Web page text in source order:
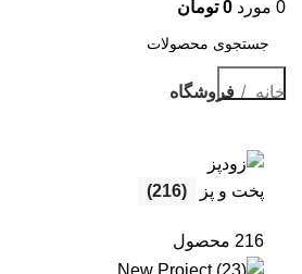
0 مورد 0 تومان
جستجوخانه فروشگاه
پخت و پز (216)
216 محصول